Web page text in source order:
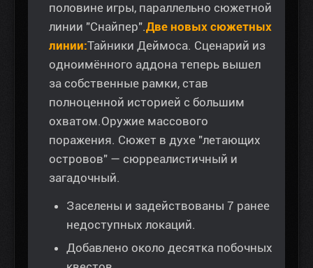
половине игры, параллельно сюжетной
линии "Снайпер".Две новых сюжетных
линии:Тайники Деймоса. Сценарий из
одноимённого аддона теперь вышел
за собственные рамки, став
полноценной историей с большим
охватом.Оружие массового
поражения. Сюжет в духе "летающих
островов" — сюрреалистичный и
загадочный.
Заселены и задействованы 7 ранее
недоступных локаций.
Добавлено около десятка побочных